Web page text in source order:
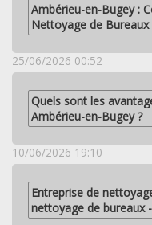
Ambérieu-en-Bugey :
Nettoyage de
25/06/2026 00:52
Quels sont les
Ambérieu-en-Bugey ?
10/06/2026 19:10
Entreprise de
nettoyage de bureaux